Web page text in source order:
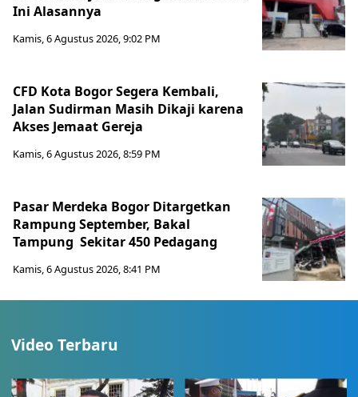
Ini Alasannya
Kamis, 6 Agustus 2026, 9:02 PM
CFD Kota Bogor Segera Kembali,
Jalan Sudirman Masih Dikaji karena
Akses Jemaat Gereja
Kamis, 6 Agustus 2026, 8:59 PM
Pasar Merdeka Bogor Ditargetkan
Rampung September, Bakal
Tampung Sekitar 450 Pedagang
Kamis, 6 Agustus 2026, 8:41 PM
Video Terbaru